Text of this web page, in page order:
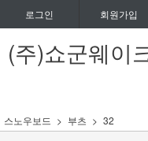
로그인 회원가입
(주)쇼군웨이
스노우보드 부츠 32